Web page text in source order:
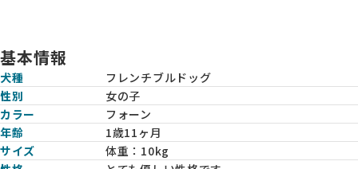
基本情報
犬種
フレンチブルドッグ
性別
女の子
カラー
フォーン
年齢
1歳11ヶ月
サイズ
体重： 10kg